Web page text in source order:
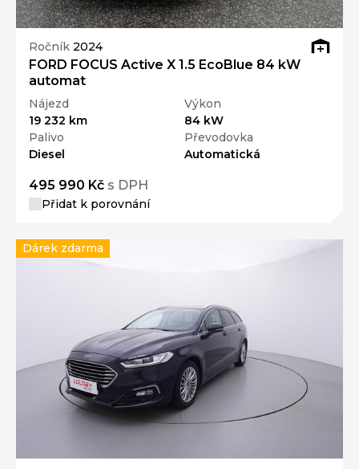
Ročník 2024
FORD FOCUS Active X 1.5 EcoBlue 84 kW
automat
Nájezd
19 232 km
Výkon
84 kW
Palivo
Diesel
Převodovka
Automatická
495 990 Kč s DPH
Přidat k porovnání
Dárek zdarma